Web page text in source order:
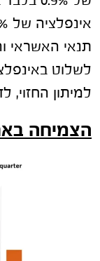
תנאי האשראי
לשלוט
למיתון החזוי,
הצמיחה